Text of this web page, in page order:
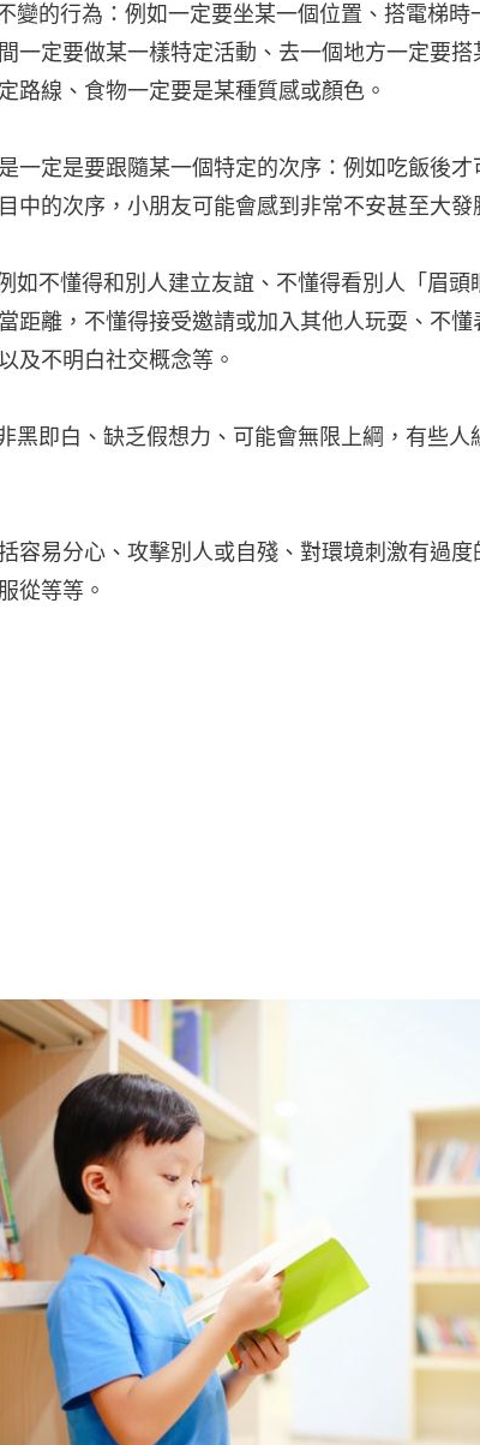
變的行為：例如一定要坐某一個位置、搭電梯時
一定要做某一樣特定活動、去一個地方一定要搭
路線、食物一定要是某種質感或顏色。
一定是要跟隨某一個特定的次序：例如吃飯後才
中的次序，小朋友可能會感到非常不安甚至大發
如不懂得和別人建立友誼、不懂得看別人「眉頭
距離，不懂得接受邀請或加入其他人玩耍、不懂
及不明白社交概念等。
黑即白、缺乏假想力、可能會無限上綱，有些人
容易分心、攻擊別人或自殘、對環境刺激有過度
從等等。